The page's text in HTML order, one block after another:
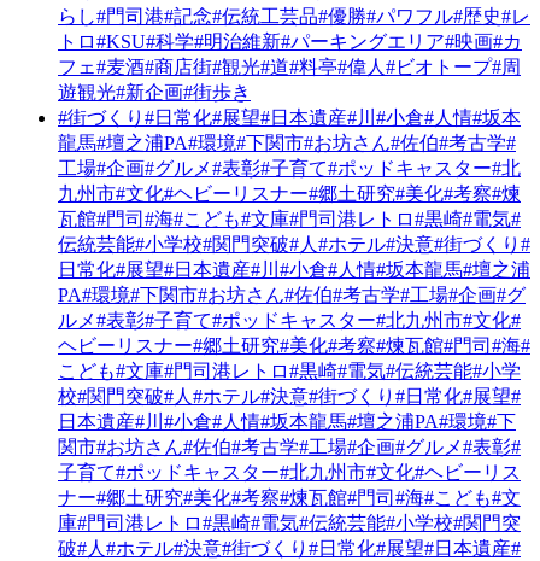
らし#門司港#記念#伝統工芸品#優勝#パワフル#歴史#レ
トロ#KSU#科学#明治維新#パーキングエリア#映画#カ
フェ#麦酒#商店街#観光#道#料亭#偉人 #ビオトープ#周
遊観光#新企画#街歩き
#街づくり #日常化#展望#日本遺産#川 #小倉#人情#坂本
龍馬#壇之浦PA#環境#下関市#お坊さん#佐伯#考古学#
工場#企画#グルメ#表彰#子育て#ポッドキャスター#北
九州市#文化#ヘビーリスナー#郷土研究#美化#考察#煉
瓦館#門司 #海#こども#文庫#門司港レトロ#黒崎#電気#
伝統芸能#小学校#関門突破#人 #ホテル#決意#街づくり #
日常化#展望#日本遺産#川 #小倉#人情#坂本龍馬#壇之浦
PA#環境#下関市#お坊さん#佐伯#考古学#工場#企画#グ
ルメ#表彰#子育て#ポッドキャスター#北九州市#文化#
ヘビーリスナー#郷土研究#美化#考察#煉瓦館#門司 #海#
こども#文庫#門司港レトロ#黒崎#電気#伝統芸能#小学
校#関門突破#人 #ホテル#決意#街づくり #日常化#展望#
日本遺産#川 #小倉#人情#坂本龍馬#壇之浦PA#環境#下
関市#お坊さん#佐伯#考古学#工場#企画#グルメ#表彰#
子育て#ポッドキャスター#北九州市#文化#ヘビーリス
ナー#郷土研究#美化#考察#煉瓦館#門司 #海#こども#文
庫#門司港レトロ#黒崎#電気#伝統芸能#小学校#関門突
破#人 #ホテル#決意#街づくり #日常化#展望#日本遺産#